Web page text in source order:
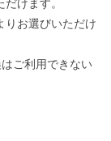
けます。
りお選びいただけ
ご利用できない